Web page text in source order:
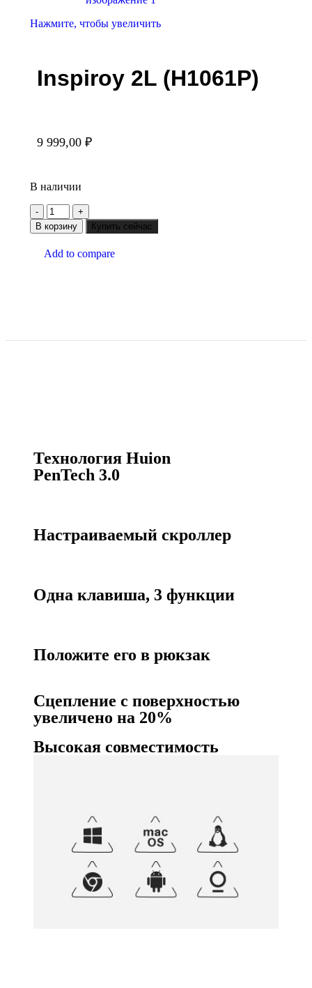
Нажмите, чтобы увеличить
Inspiroy 2L (H1061P)
9 999,00 ₽
В наличии
В корзину Купить сейчас
Add to compare
Технология Huion
PenTech 3.0
Настраиваемый скроллер
Одна клавиша, 3 функции
Положите его в рюкзак
Сцепление с поверхностью
увеличено на 20%
Высокая совместимость